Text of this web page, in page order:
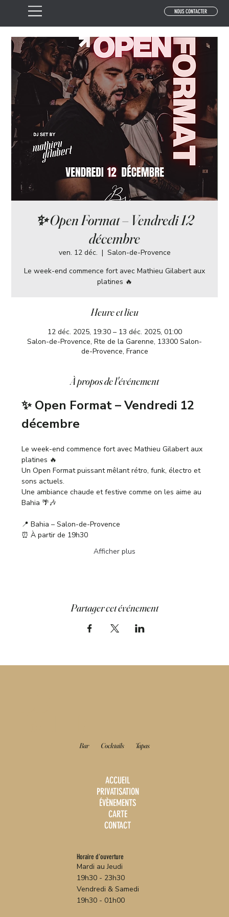
NOUS CONTACTER
✨ Open Format – Vendredi 12
décembre
ven. 12 déc.
  |
Salon-de-Provence
Le week-end commence fort avec Mathieu Gilabert aux
platines 🔥
Heure et lieu
12 déc. 2025, 19:30 – 13 déc. 2025, 01:00
Salon-de-Provence, Rte de la Garenne, 13300 Salon-
de-Provence, France
À propos de l'événement
✨ Open Format – Vendredi 12
décembre
Le week-end commence fort avec Mathieu Gilabert aux
platines 🔥
Un Open Format puissant mêlant rétro, funk, électro et
sons actuels.
Une ambiance chaude et festive comme on les aime au
Bahia 🌴🎶
📍 Bahia – Salon-de-Provence
⏰ À partir de 19h30
Afficher plus
Partager cet événement
Bar Cocktails Tapas
ACCUEIL
PRIVATISATION
ÉVÈNEMENTS
CARTE
CONTACT
Horaire d'ouverture
Mardi au Jeudi
19h30 - 23h30
Vendredi & Samedi
19h30 - 01h00